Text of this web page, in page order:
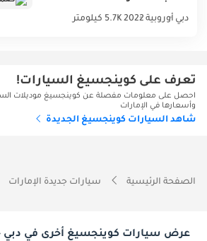
دبي أوروبية 20225.7K كيلومتر
تعرف على كوينجسيغ السيارات!
احصل على معلومات مفصلة عن كوينجسيغ موديلات
وأسعارها في الإمارات
شاهد السيارات كوينجسيغ الجديدة
الصفحة الرئيسية سيارات جديدة الإمارات
عرض سيارات كوينجسيغ أخرى في دبي